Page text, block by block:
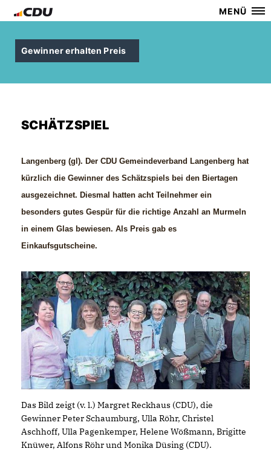
MENÜ
Gewinner erhalten Preis
SCHÄTZSPIEL
Langenberg (gl). Der CDU Gemeindeverband Langenberg hat
kürzlich die Gewinner des Schätzspiels bei den Biertagen
ausgezeichnet. Diesmal hatten acht Teilnehmer ein
besonders gutes Gespür für die richtige Anzahl an Murmeln
in einem Glas bewiesen. Als Preis gab es
Einkaufsgutscheine.
Das Bild zeigt (v. l.) Margret Reckhaus (CDU), die
Gewinner Peter Schaumburg, Ulla Röhr, Christel
Aschhoff, Ulla Pagenkemper, Helene Wößmann, Brigitte
Knüwer, Alfons Röhr und Monika Düsing (CDU).